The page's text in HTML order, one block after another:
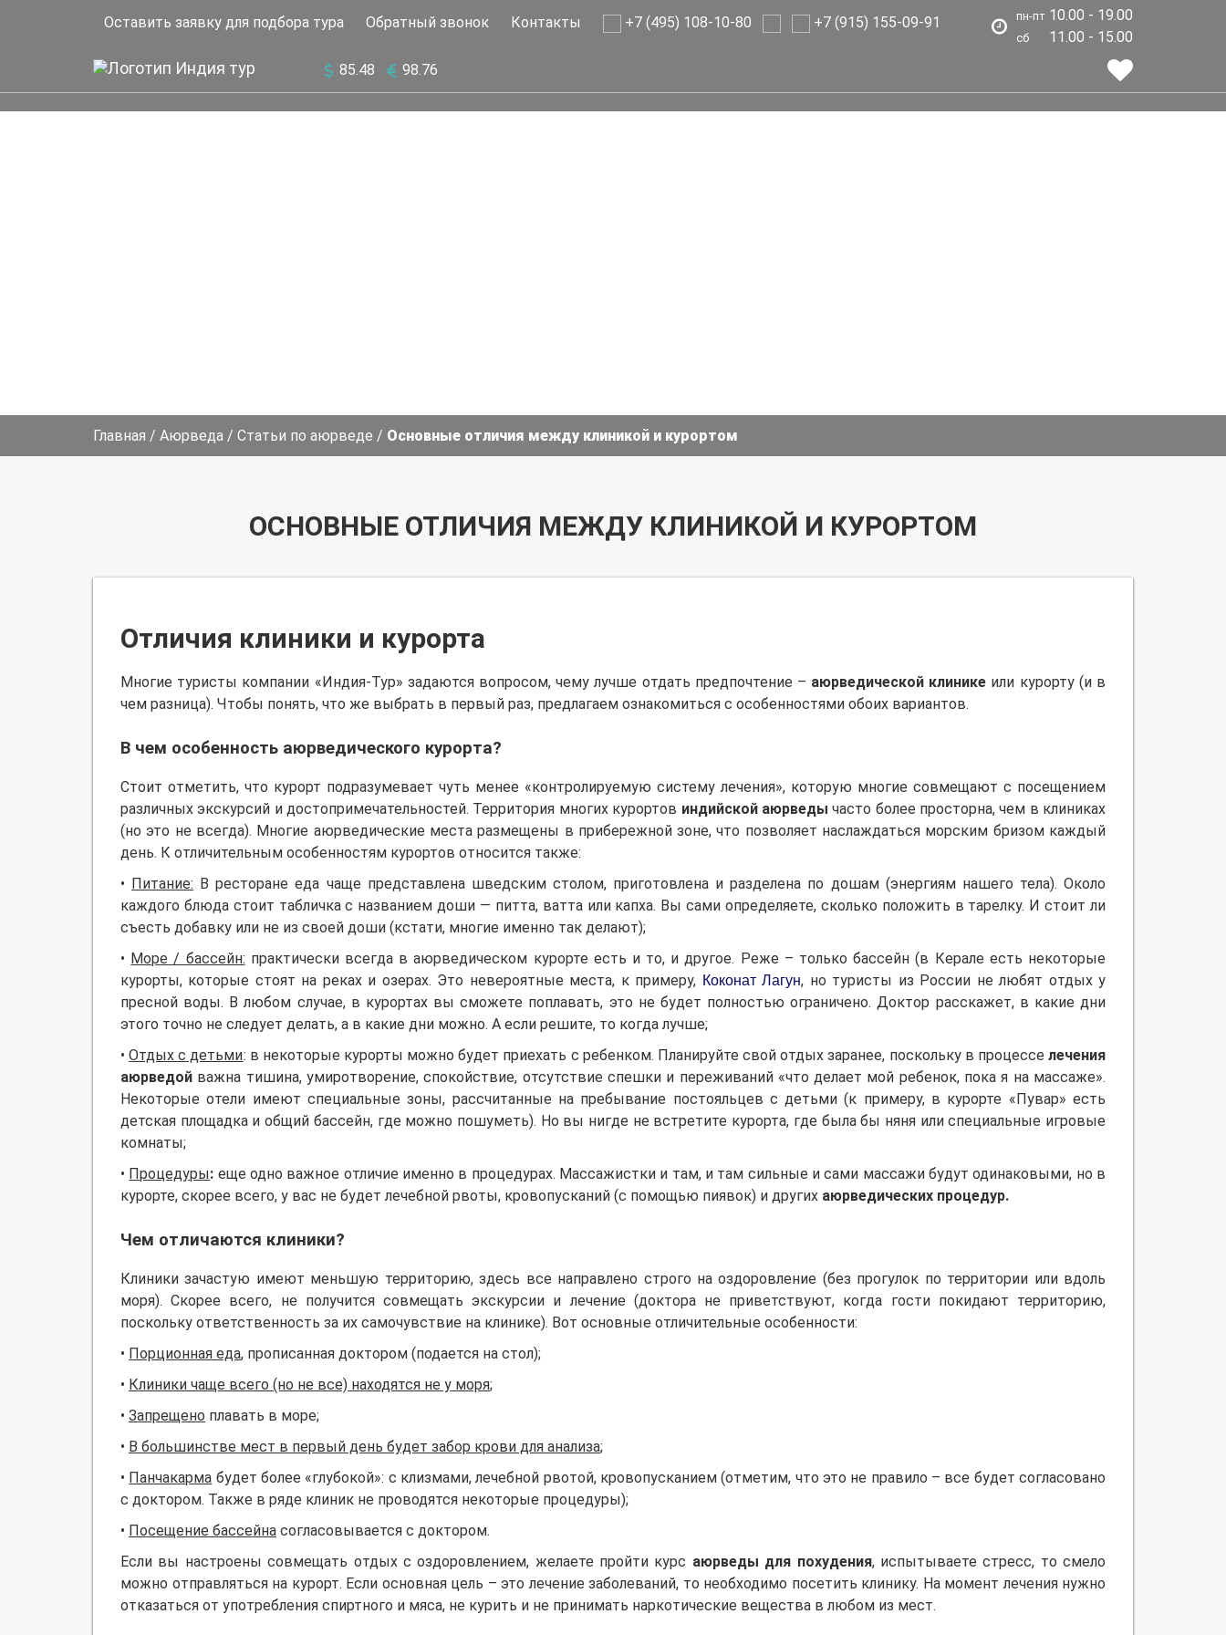
Оставить заявку для подбора тура Обратный звонок Контакты +7 (495) 108-10-80 +7 (915) 155-09-91 пн-пт 10.00 - 19.00
сб
11.00 - 15.00
85.48
98.76
Главная / Аюрведа / Статьи по аюрведе / Основные отличия между клиникой и курортом
ОСНОВНЫЕ ОТЛИЧИЯ МЕЖДУ КЛИНИКОЙ И КУРОРТОМ
Отличия клиники и курорта
Многие туристы компании «Индия-Тур» задаются вопросом, чему лучше отдать предпочтение – аюрведической клинике или курорту (и в
чем разница). Чтобы понять, что же выбрать в первый раз, предлагаем ознакомиться с особенностями обоих вариантов.
В чем особенность аюрведического курорта?
Стоит отметить, что курорт подразумевает чуть менее «контролируемую систему лечения», которую многие совмещают с посещением
различных экскурсий и достопримечательностей. Территория многих курортов индийской аюрведычасто более просторна, чем в клиниках
(но это не всегда). Многие аюрведические места размещены в прибережной зоне, что позволяет наслаждаться морским бризом каждый
день. К отличительным особенностям курортов относится также:
• Питание: В ресторане еда чаще представлена шведским столом, приготовлена и разделена по дошам (энергиям нашего тела). Около
каждого блюда стоит табличка с названием доши — питта, ватта или капха. Вы сами определяете, сколько положить в тарелку. И стоит ли
съесть добавку или не из своей доши (кстати, многие именно так делают);
• Море / бассейн: практически всегда в аюрведическом курорте есть и то, и другое. Реже – только бассейн (в Керале есть некоторые
курорты, которые стоят на реках и озерах. Это невероятные места, к примеру, Коконат Лагун, но туристы из России не любят отдых у
пресной воды. В любом случае, в курортах вы сможете поплавать, это не будет полностью ограничено. Доктор расскажет, в какие дни
этого точно не следует делать, а в какие дни можно. А если решите, то когда лучше;
•Отдых с детьми: в некоторые курорты можно будет приехать с ребенком. Планируйте свой отдых заранее, поскольку в процесселечения
аюрведой важна тишина, умиротворение, спокойствие, отсутствие спешки и переживаний «что делает мой ребенок, пока я на массаже».
Некоторые отели имеют специальные зоны, рассчитанные на пребывание постояльцев с детьми (к примеру, в курорте «Пувар» есть
детская площадка и общий бассейн, где можно пошуметь). Но вы нигде не встретите курорта, где была бы няня или специальные игровые
комнаты;
• Процедуры: еще одно важное отличие именно в процедурах. Массажистки и там, и там сильные и сами массажи будут одинаковыми, но в
курорте, скорее всего, у вас не будет лечебной рвоты, кровопусканий (с помощью пиявок) и других аюрведических процедур.
Чем отличаются клиники?
Клиники зачастую имеют меньшую территорию, здесь все направлено строго на оздоровление (без прогулок по территории или вдоль
моря). Скорее всего, не получится совмещать экскурсии и лечение (доктора не приветствуют, когда гости покидают территорию,
поскольку ответственность за их самочувствие на клинике). Вот основные отличительные особенности:
• Порционная еда, прописанная доктором (подается на стол);
• Клиники чаще всего (но не все) находятся не у моря;
• Запрещено плавать в море;
• В большинстве мест в первый день будет забор крови для анализа;
• Панчакарма будет более «глубокой»: с клизмами, лечебной рвотой, кровопусканием (отметим, что это не правило – все будет согласовано
с доктором. Также в ряде клиник не проводятся некоторые процедуры);
• Посещение бассейна согласовывается с доктором.
Если вы настроены совмещать отдых с оздоровлением, желаете пройти курс аюрведы для похудения, испытываете стресс, то смело
можно отправляться на курорт. Если основная цель – это лечение заболеваний, то необходимо посетить клинику. На момент лечения нужно
отказаться от употребления спиртного и мяса, не курить и не принимать наркотические вещества в любом из мест.